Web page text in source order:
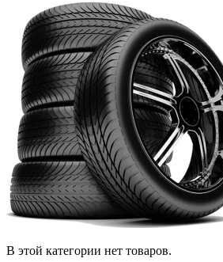
В этой категории нет товаров.